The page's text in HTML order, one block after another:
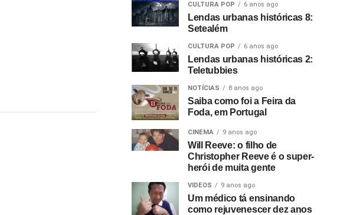
CULTURA POP 6 anos ago
Lendas urbanas históricas 8:
Setealém
CULTURA POP 6 anos ago
Lendas urbanas históricas 2:
Teletubbies
NOTÍCIAS 8 anos ago
Saiba como foi a Feira da
Foda, em Portugal
CINEMA 9 anos ago
Will Reeve: o filho de
Christopher Reeve é o super-
herói de muita gente
VIDEOS 9 anos ago
Um médico tá ensinando
como rejuvenescer dez anos